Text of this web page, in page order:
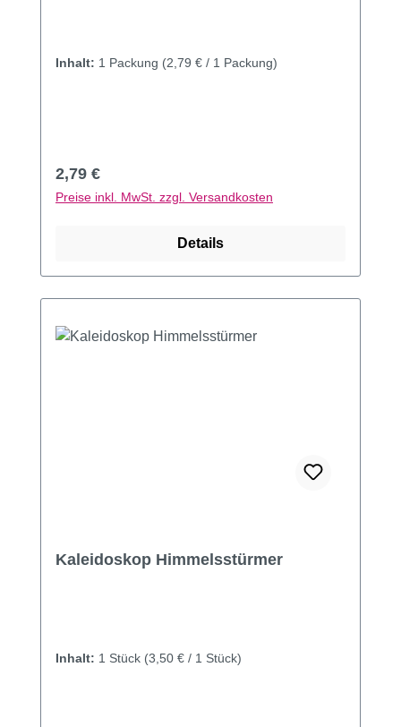
Inhalt: 1 Packung (2,79 € / 1 Packung)
Regulärer Preis:
2,79 €
Preise inkl. MwSt. zzgl. Versandkosten
Details
Kaleidoskop Himmelsstürmer
Inhalt: 1 Stück (3,50 € / 1 Stück)